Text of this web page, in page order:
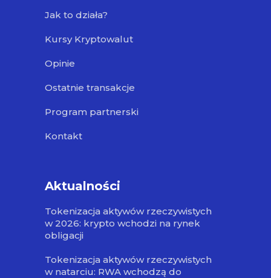
Jak to działa?
Kursy Kryptowalut
Opinie
Ostatnie transakcje
Program partnerski
Kontakt
Aktualności
Tokenizacja aktywów rzeczywistych
w 2026: krypto wchodzi na rynek
obligacji
Tokenizacja aktywów rzeczywistych
w natarciu: RWA wchodzą do